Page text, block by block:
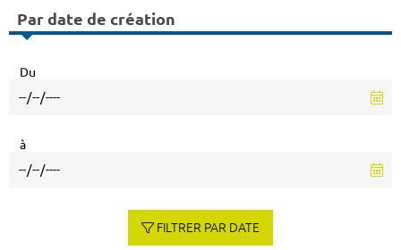
Par date de création
Du
à
FILTRER PAR DATE